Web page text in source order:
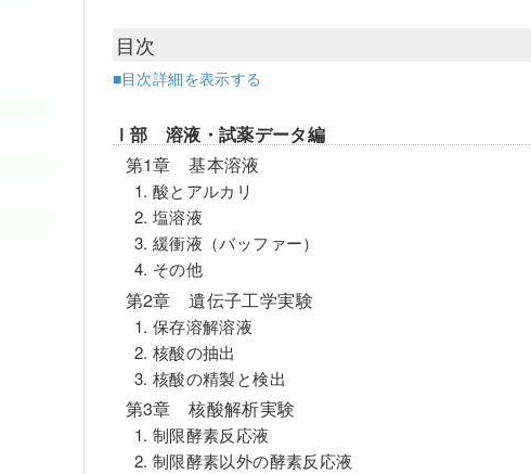
目次
■目次詳細を表示する
Ⅰ部 溶液・試薬データ編
第1章 基本溶液
1. 酸とアルカリ
2. 塩溶液
3. 緩衝液（バッファー）
4. その他
第2章 遺伝子工学実験
1. 保存溶解溶液
2. 核酸の抽出
3. 核酸の精製と検出
第3章 核酸解析実験
1. 制限酵素反応液
2. 制限酵素以外の酵素反応液